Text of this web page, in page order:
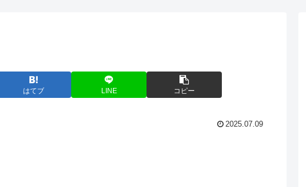
はてブ LINE コピー
2025.07.09